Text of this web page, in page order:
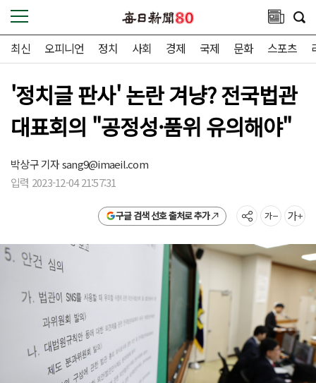
최신 오피니언 정치 사회 경제 국제 문화 스포츠
'정치글 판사' 논란 겨냥? 전국법관
대표회의 "공정성·품위 유의해야"
박상구 기자sang9@imaeil.com
입력 2023-12-04 21:57:31
구글 검색 선호 출처로 추가